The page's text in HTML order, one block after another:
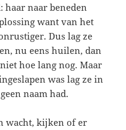
haar naar beneden
want van het
Dus lag ze
nu eens huilen, dan
hoe lang nog. Maar
was lag ze in
naam had.
wacht, kijken of er